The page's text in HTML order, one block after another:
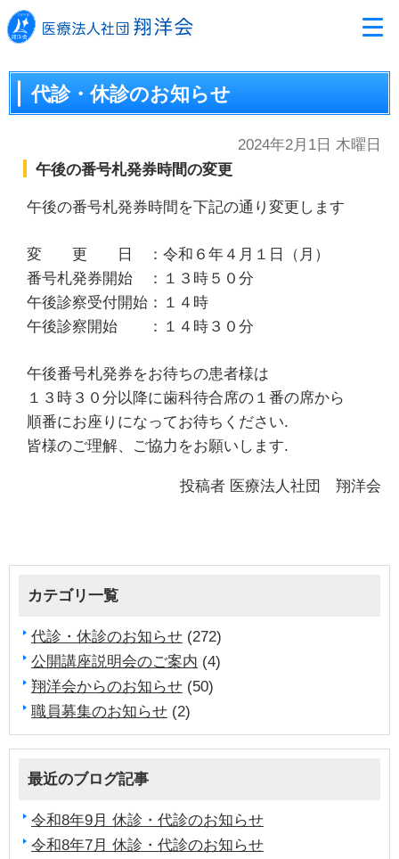
代診・休診のお知らせ
2024年2月1日 木曜日
午後の番号札発券時間の変更
午後の番号札発券時間を下記の通り変更します
変 更 日 ：令和６年４月１日（月）
番号札発券開始 ：１３時５０分
午後診察受付開始：１４時
午後診察開始 ：１４時３０分
午後番号札発券をお待ちの患者様は
１３時３０分以降に歯科待合席の１番の席から
順番にお座りになってお待ちください.
皆様のご理解、ご協力をお願いします.
投稿者 医療法人社団 翔洋会
カテゴリ一覧
代診・休診のお知らせ (272)
公開講座説明会のご案内 (4)
翔洋会からのお知らせ (50)
職員募集のお知らせ (2)
最近のブログ記事
令和8年9月 休診・代診のお知らせ
令和8年7月 休診・代診のお知らせ